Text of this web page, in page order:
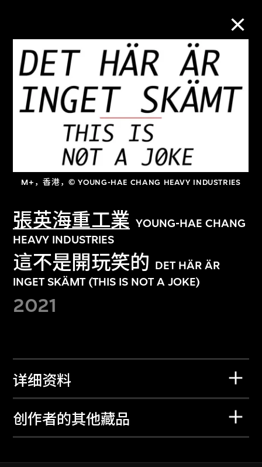
M+，香港，© YOUNG-HAE CHANG HEAVY INDUSTRIES
張英海重工業 YOUNG-HAE CHANG
HEAVY INDUSTRIES
這不是開玩笑的 DET HÄR ÄR
INGET SKÄMT (THIS IS NOT A JOKE)
2021
详细资料
创作者的其他藏品
M+藏品
进一步筛选 搜索
关于M+藏品
探索世界顶级的二十及二十一世纪视觉
文化藏品。